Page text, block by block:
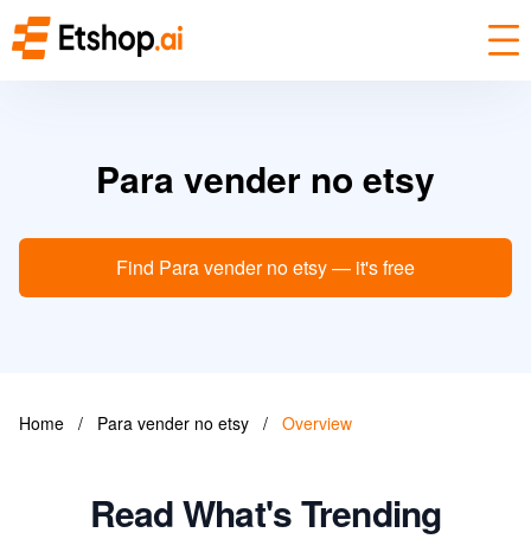
Para vender no etsy
Find Para vender no etsy — it's free
Home / Para vender no etsy / Overview
Read What's Trending